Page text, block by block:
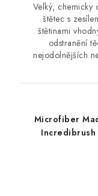
Velký, chemicky
štětec s
štětinami
odstranění
nejodolnějších
Microfiber
Incredibrush